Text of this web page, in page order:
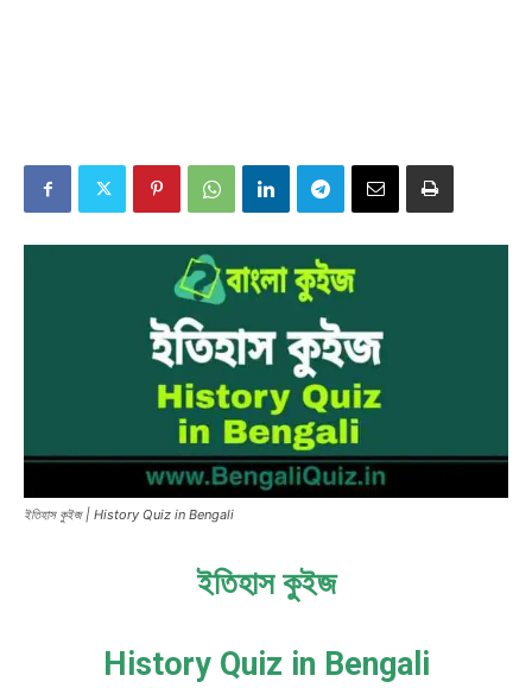
ইতিহাস কুইজ | History Quiz in Bengali
ইতিহাস কুইজ
History Quiz in Bengali